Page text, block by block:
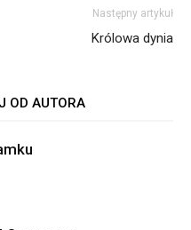
Następny artykuł
Królowa dynia
OD AUTORA